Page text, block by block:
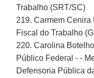
Trabalho (SRT/SC)
219. Carmem
Fiscal do Trabalho
220. Carolina
Público Federal - -
Defensoria Pública